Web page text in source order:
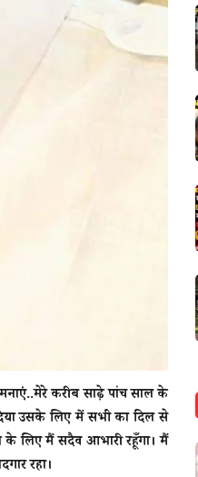
करीब साढ़े पांच साल के
उसके लिए में सभी का दिल से
लिए मैं सदैव आभारी रहूँगा। मैं
रहा।